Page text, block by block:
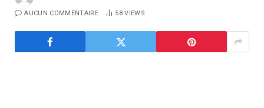
AUCUN COMMENTAIRE 58VIEWS